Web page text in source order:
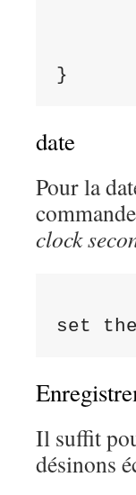
date
Pour la
clock
Il suffit
désinons